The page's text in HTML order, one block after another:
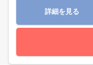
詳細を見る